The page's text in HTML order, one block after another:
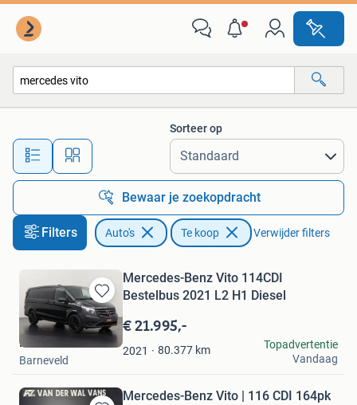
Alle afstanden…
Sorteer op
Bewaar je zoekopdracht
Filters Auto's Te koop Verwijder filters
Bewaren
in
Mijn
Favorieten
Mercedes-Benz Vito 114CDI
Bestelbus 2021 L2 H1 Diesel
€ 21.995,-
2021 80.377 km
Dutchvans.com
Barneveld
Topadvertentie
Vandaag
Mercedes-Benz Vito | 116 CDI 164pk